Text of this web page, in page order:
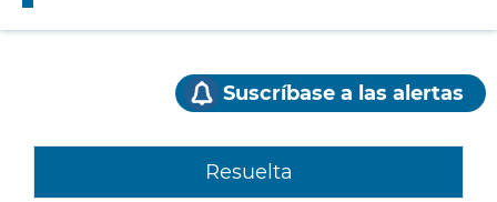
Suscríbase a las alertas
Resuelta